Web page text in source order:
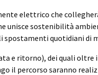
elettrico che
unisce sostenibilità
spostamenti quotidiani di
e ritorno), dei quali oltre
il percorso saranno